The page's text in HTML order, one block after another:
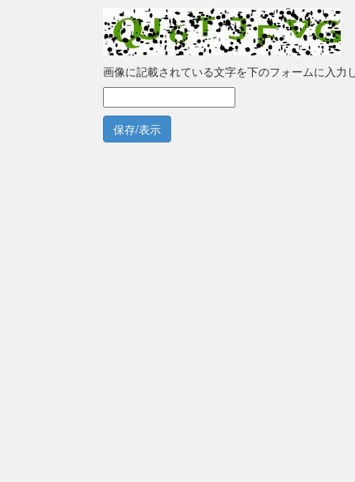
画像に記載されている文字を下のフォームに入力
保存/表示